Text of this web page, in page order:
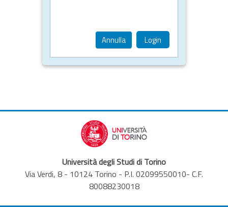
Annulla Login
Università degli Studi di Torino
Via Verdi, 8 - 10124 Torino - P.I. 02099550010- C.F.
80088230018